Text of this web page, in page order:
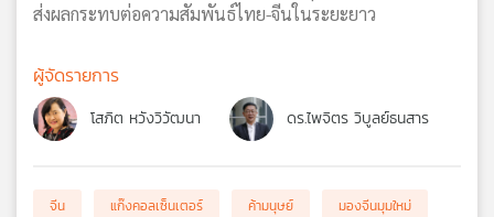
ส่งผลกระทบต่อความสัมพันธ์ไทย-จีนในระยะยาว
ผู้จัดรายการ
โสภิต หวังวิวัฒนา ดร.ไพจิตร วิบูลย์ธนสาร
จีน แก๊งคอลเซ็นเตอร์ ค้ามนุษย์
มองจีนมุมใหม่